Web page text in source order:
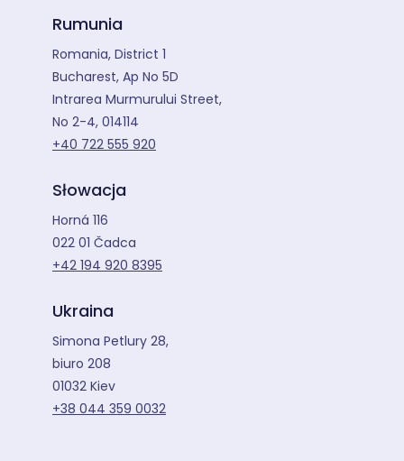
Rumunia
Romania, District 1
Bucharest, Ap No 5D
Intrarea Murmurului Street,
No 2-4, 014114
+40 722 555 920
Słowacja
Horná 116
022 01 Čadca
+42 194 920 8395
Ukraina
Simona Petlury 28,
biuro 208
01032 Kiev
+38 044 359 0032